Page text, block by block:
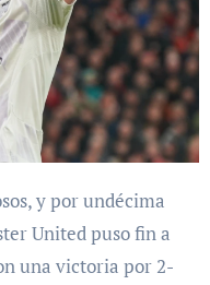
United puso fin a
una victoria por 2-